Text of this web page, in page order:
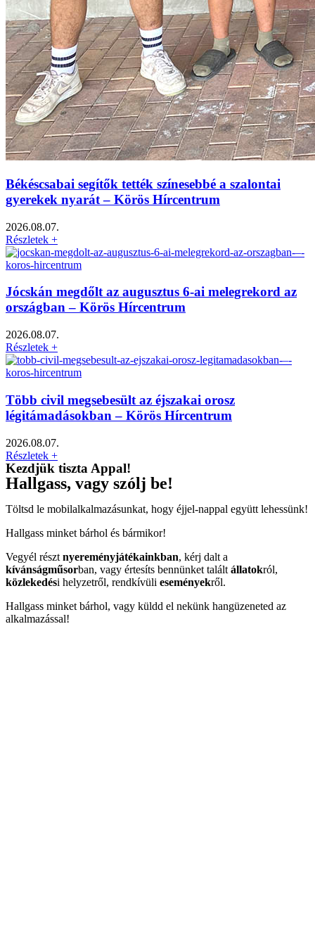
Békéscsabai segítők tették színesebbé a szalontai
gyerekek nyarát – Körös Hírcentrum
2026.08.07.
Részletek +
Jócskán megdőlt az augusztus 6-ai melegrekord az
országban – Körös Hírcentrum
2026.08.07.
Részletek +
Több civil megsebesült az éjszakai orosz
légitámadásokban – Körös Hírcentrum
2026.08.07.
Részletek +
Kezdjük tiszta Appal!
Hallgass, vagy szólj be!
Töltsd le mobilalkalmazásunkat, hogy éjjel-nappal együtt lehessünk!
Hallgass minket bárhol és bármikor!
Vegyél részt nyereményjátékainkban, kérj dalt a
kívánságműsorban, vagy értesíts bennünket talált állatokról,
közlekedési helyzetről, rendkívüli eseményekről.
Hallgass minket bárhol, vagy küldd el nekünk hangüzeneted az
alkalmazással!